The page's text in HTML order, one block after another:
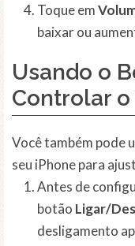
Toque em
baixar ou
Usando o
Controlar
Você também pode
seu iPhone para
Antes de
botão Ligar/
desligamento